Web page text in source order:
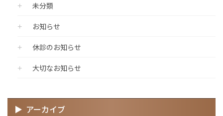
未分類
お知らせ
休診のお知らせ
大切なお知らせ
アーカイブ